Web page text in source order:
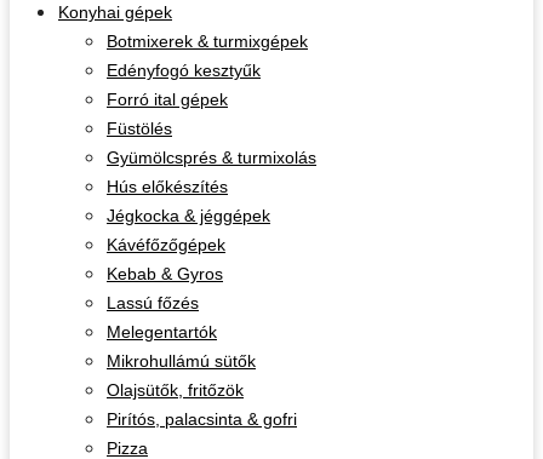
Konyhai gépek
Botmixerek & turmixgépek
Edényfogó kesztyűk
Forró ital gépek
Füstölés
Gyümölcsprés & turmixolás
Hús előkészítés
Jégkocka & jéggépek
Kávéfőzőgépek
Kebab & Gyros
Lassú főzés
Melegentartók
Mikrohullámú sütők
Olajsütők, fritőzök
Pirítós, palacsinta & gofri
Pizza